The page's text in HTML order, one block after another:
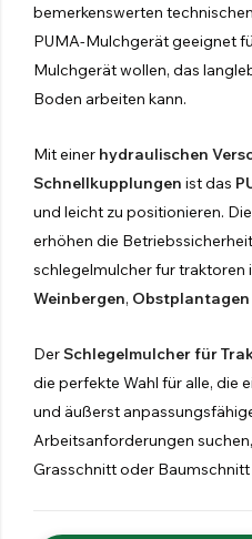
bemerkenswerten
PUMA-Mulchgerät geeignet
Mulchgerät wollen, das
Boden arbeiten kann.
Mit einer hydraulischen
Schnellkupplungen ist das
und leicht zu positionieren. Die
erhöhen die
schlegelmulcher fur traktoren
Weinbergen, Obstplantagen
DerSchlegelmulcher für
die perfekte Wahl für alle, die
und äußerst
Arbeitsanforderungen
Grasschnitt oder Baumschnitt
Händler Werden
Kontaktiere Uns
KOMPAKTES SPRÜHGERÄT
Kompaktes Sprühgerät